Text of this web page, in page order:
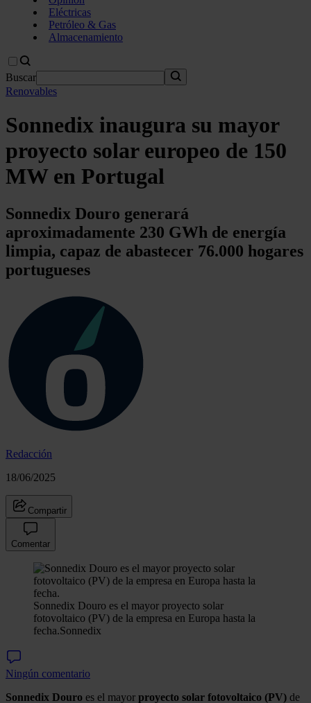
Eléctricas
Petróleo & Gas
Almacenamiento
Buscar
Renovables
Sonnedix inaugura su mayor
proyecto solar europeo de 150
MW en Portugal
Sonnedix Douro generará
aproximadamente 230 GWh de energía
limpia, capaz de abastecer 76.000 hogares
portugueses
Redacción
18/06/2025
Compartir
Comentar
Sonnedix Douro es el mayor proyecto solar
fotovoltaico (PV) de la empresa en Europa hasta la
fecha.Sonnedix
Ningún comentario
Sonnedix Douro es el mayor proyecto solar fotovoltaico (PV) de